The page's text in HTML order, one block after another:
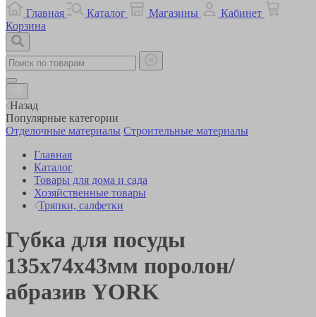
Главная
Каталог Магазины
Кабинет
Корзина
Назад
Популярные категории
Отделочные материалы Строительные материалы
Главная
Каталог
Товары для дома и сада
Хозяйственные товары
Тряпки, салфетки
Губка для посуды
135х74х43мм поролон/
абразив YORK